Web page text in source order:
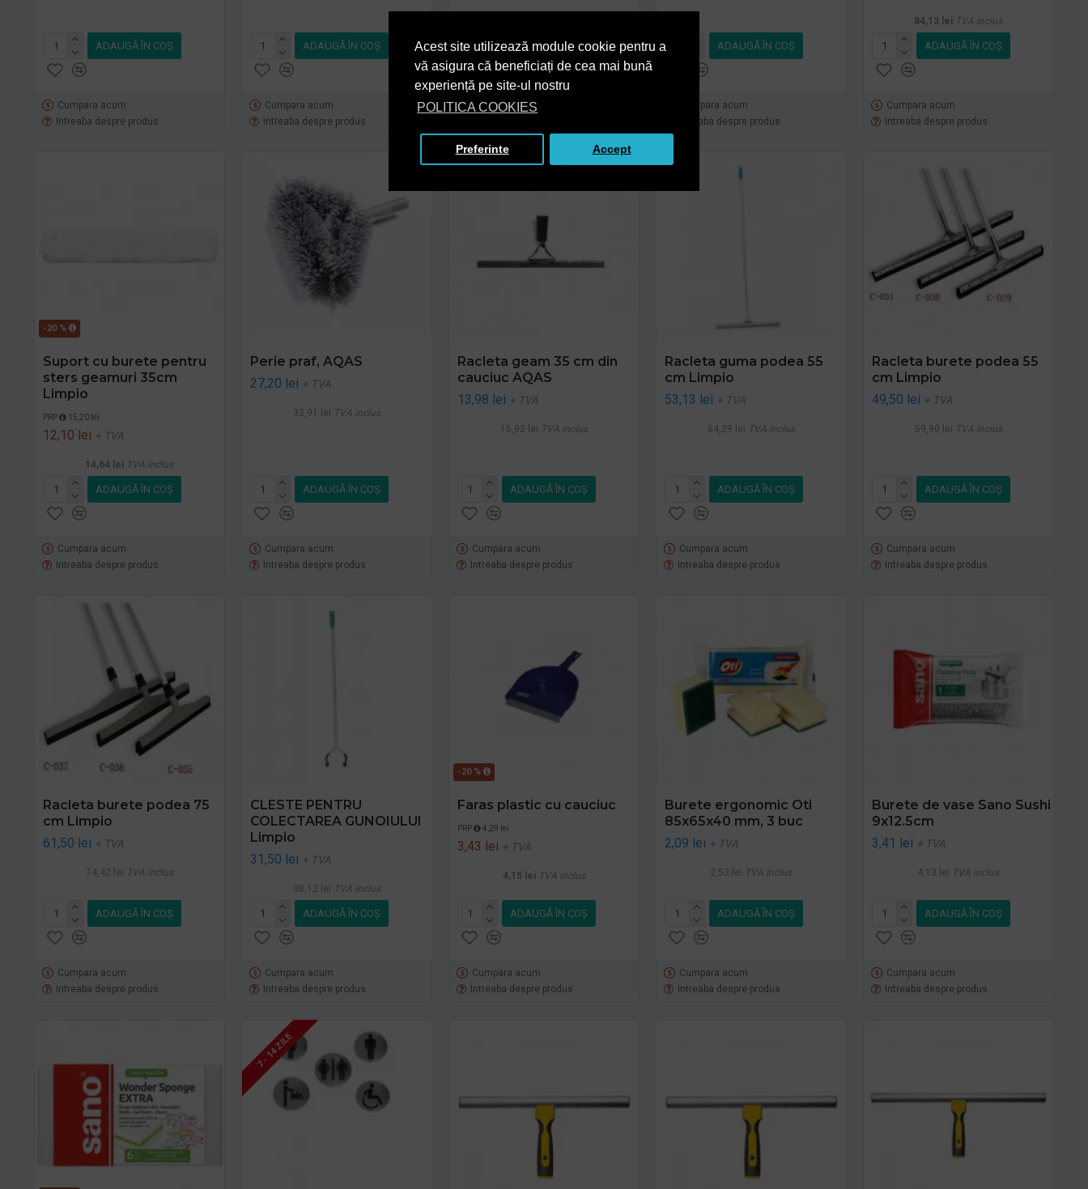
Acest site utilizează module cookie pentru a
vă asigura că beneficiați de cea mai bună
experiență pe site-ul nostru
POLITICA COOKIES
Preferinte Accept
ADAUGĂ ÎN COŞ
Cumpara acum
Intreaba despre produs
ADAUGĂ ÎN COŞ
Cumpara acum
Intreaba despre produs
ADAUGĂ ÎN COŞ
Cumpara acum
ADAUGĂ ÎN COŞ
Cumpara acum
Intreaba despre produs
84,13 lei TVA inclus
ADAUGĂ ÎN COŞ
Cumpara acum
Intreaba despre produs
-20 %
Suport cu burete pentru
sters geamuri 35cm
Limpio
PRP 15,20 lei
12,10 lei + TVA
14,64 lei TVA inclus
ADAUGĂ ÎN COŞ
Cumpara acum
Intreaba despre produs
Perie praf, AQAS
27,20 lei + TVA
32,91 lei TVA inclus
ADAUGĂ ÎN COŞ
Cumpara acum
Intreaba despre produs
Racleta geam 35 cm din
cauciuc AQAS
13,98 lei + TVA
16,92 lei TVA inclus
ADAUGĂ ÎN COŞ
Cumpara acum
Intreaba despre produs
Racleta guma podea 55
cm Limpio
53,13 lei + TVA
64,29 lei TVA inclus
ADAUGĂ ÎN COŞ
Cumpara acum
Intreaba despre produs
Racleta burete podea 55
cm Limpio
49,50 lei + TVA
59,90 lei TVA inclus
ADAUGĂ ÎN COŞ
Cumpara acum
Intreaba despre produs
Racleta burete podea 75
cm Limpio
61,50 lei + TVA
74,42 lei TVA inclus
ADAUGĂ ÎN COŞ
Cumpara acum
Intreaba despre produs
CLESTE PENTRU
COLECTAREA GUNOIULUI
Limpio
31,50 lei + TVA
38,12 lei TVA inclus
ADAUGĂ ÎN COŞ
Cumpara acum
Intreaba despre produs
-20 %
Faras plastic cu cauciuc
PRP 4,29 lei
3,43 lei + TVA
4,15 lei TVA inclus
ADAUGĂ ÎN COŞ
Cumpara acum
Intreaba despre produs
Burete ergonomic Oti
85x65x40 mm, 3 buc
2,09 lei + TVA
2,53 lei TVA inclus
ADAUGĂ ÎN COŞ
Cumpara acum
Intreaba despre produs
Burete de vase Sano Sushi
9x12.5cm
3,41 lei + TVA
4,13 lei TVA inclus
ADAUGĂ ÎN COŞ
Cumpara acum
Intreaba despre produs
7 - 14 ZILE